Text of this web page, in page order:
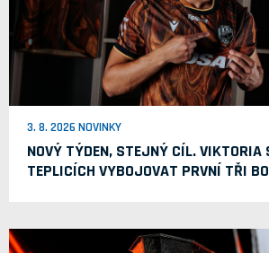
3. 8. 2026 NOVINKY
NOVÝ TÝDEN, STEJNÝ CÍL. VIKTORIA
TEPLICÍCH VYBOJOVAT PRVNÍ TŘI